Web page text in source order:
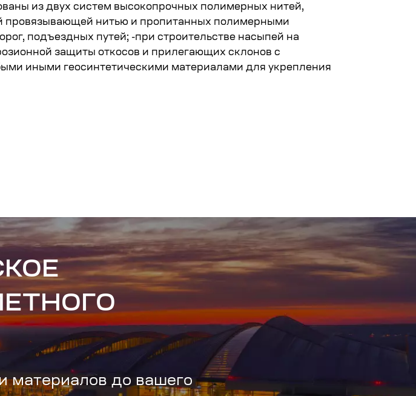
из двух систем высокопрочных полимерных нитей,
провязывающей нитью и пропитанных полимерными
подъездных путей; -при строительстве насыпей на
защиты откосов и прилегающих склонов с
иными геосинтетическими материалами для укрепления
материалов до вашего